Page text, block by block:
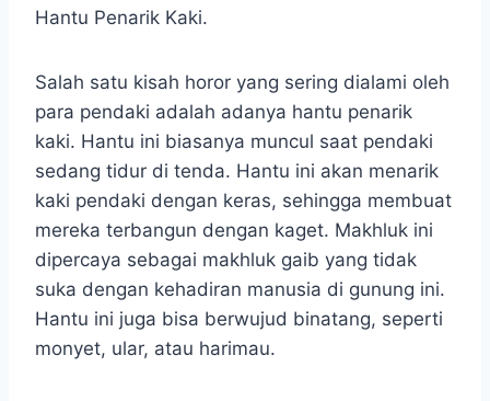
Hantu Penarik Kaki.
Salah satu kisah horor yang sering dialami oleh
para pendaki adalah adanya hantu penarik
kaki. Hantu ini biasanya muncul saat pendaki
sedang tidur di tenda. Hantu ini akan menarik
kaki pendaki dengan keras, sehingga membuat
mereka terbangun dengan kaget. Makhluk ini
dipercaya sebagai makhluk gaib yang tidak
suka dengan kehadiran manusia di gunung ini.
Hantu ini juga bisa berwujud binatang, seperti
monyet, ular, atau harimau.